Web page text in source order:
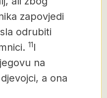
zapovjedi
odrubiti
11I
na
a ona